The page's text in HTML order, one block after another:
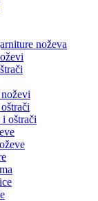
noževa
oštrači